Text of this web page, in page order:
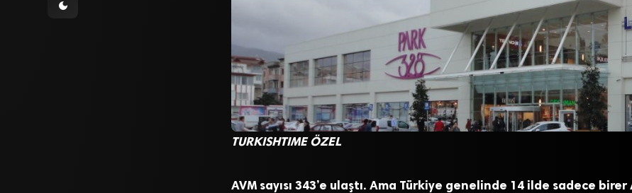
TURKISHTIME ÖZEL
AVM sayısı 343’e ulaştı. Ama Türkiye genelinde 14 ilde sadece birer